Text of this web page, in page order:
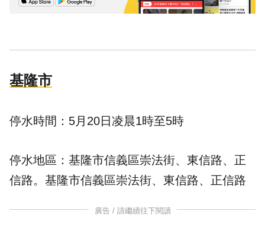
基隆市
停水時間：5月20日凌晨1時至5時
停水地區：基隆市信義區崇法街、東信路、正
信路。基隆市信義區崇法街、東信路、正信路
廣告 / 請繼續往下閱讀